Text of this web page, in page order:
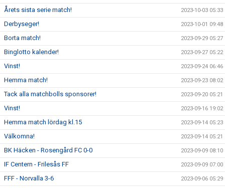
Årets sista serie match! 2023-10-03 05:33
Derbyseger! 2023-10-01 09:48
Borta match! 2023-09-29 05:27
Binglotto kalender! 2023-09-27 05:22
Vinst! 2023-09-24 06:46
Hemma match! 2023-09-23 08:02
Tack alla matchbolls sponsorer! 2023-09-20 05:21
Vinst! 2023-09-16 19:02
Hemma match lördag kl.15 2023-09-14 05:23
Välkomna! 2023-09-14 05:21
BK Häcken - Rosengård FC 0-0 2023-09-09 08:10
IF Centern - Frilesås FF 2023-09-09 07:00
FFF - Norvalla 3-6 2023-09-06 05:29